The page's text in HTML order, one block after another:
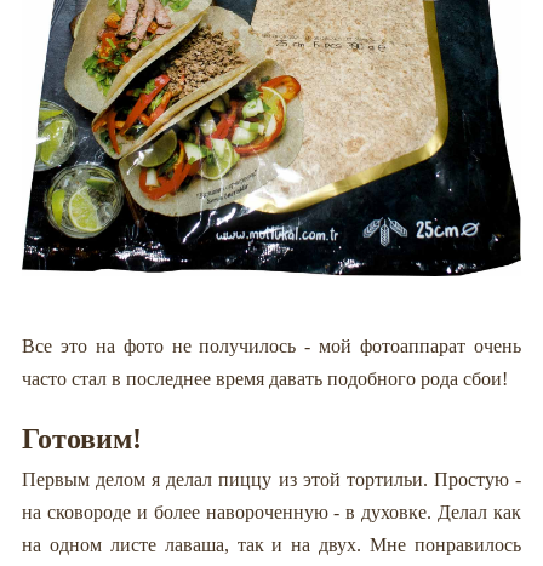
Все это на фото не получилось - мой фотоаппарат очень
часто стал в последнее время давать подобного рода сбои!
Готовим!
Первым делом я делал пиццу из этой тортильи. Простую -
на сковороде и более навороченную - в духовке. Делал как
на одном листе лаваша, так и на двух. Мне понравилось